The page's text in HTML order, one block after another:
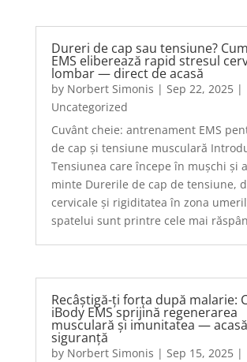
Dureri de cap sau tensiune?
EMS eliberează rapid stresul
lombar — direct de acasă
by Norbert Simonis | Sep 22, 2025|
Uncategorized
Cuvânt cheie: antrenament EMS
de cap și tensiune musculară
Tensiunea care începe în mușchi și
minte Durerile de cap de tensiune,
cervicale și rigiditatea în zona
spatelui sunt printre cele mai
Recâștigă-ți forța după malarie:
iBody EMS sprijină regenerarea
musculară și imunitatea —
siguranță
by Norbert Simonis | Sep 15, 2025|